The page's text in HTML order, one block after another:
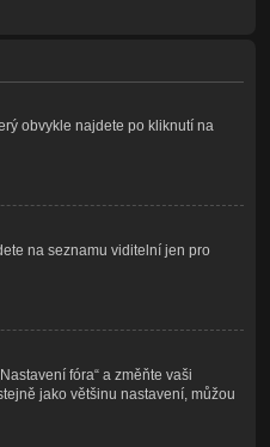
obvykle najdete po kliknutí na
na seznamu viditelní jen pro
fóra“ a změňte vaši
jako většinu nastavení, můžou